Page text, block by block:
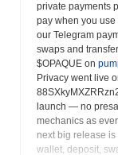
private payments
pay when you
our Telegram
swaps and
$OPAQUE on
Privacy went live
launch — no
mechanics as
next big release
wallet, deposit,